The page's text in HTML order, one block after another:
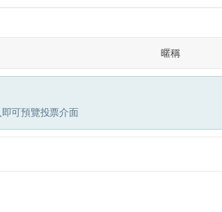
暱稱
即可預覽投票介面